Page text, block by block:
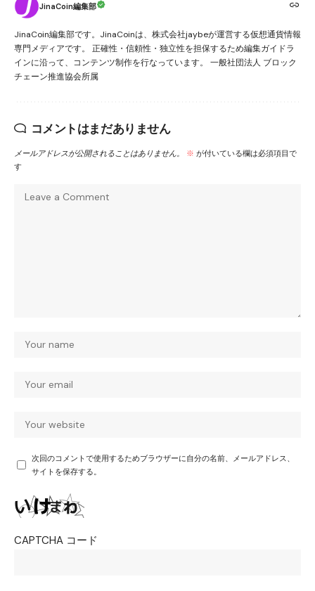
JinaCoin編集部
JinaCoin編集部です。JinaCoinは、株式会社jaybeが運営する仮想通貨情報
専門メディアです。 正確性・信頼性・独立性を担保するため編集ガイドラ
インに沿って、コンテンツ制作を行なっています。 一般社団法人 ブロック
チェーン推進協会所属
コメントはまだありません
メールアドレスが公開されることはありません。 ※ が付いている欄は必須項目で
す
次回のコメントで使用するためブラウザーに自分の名前、メールアドレス、
サイトを保存する。
CAPTCHA コード